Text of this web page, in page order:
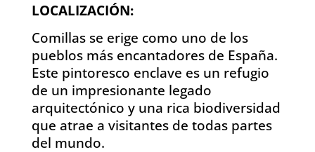
LOCALIZACIÓN:
Comillas se erige como uno de los
pueblos más encantadores de España.
Este pintoresco enclave es un refugio
de un impresionante legado
arquitectónico y una rica biodiversidad
que atrae a visitantes de todas partes
del mundo.